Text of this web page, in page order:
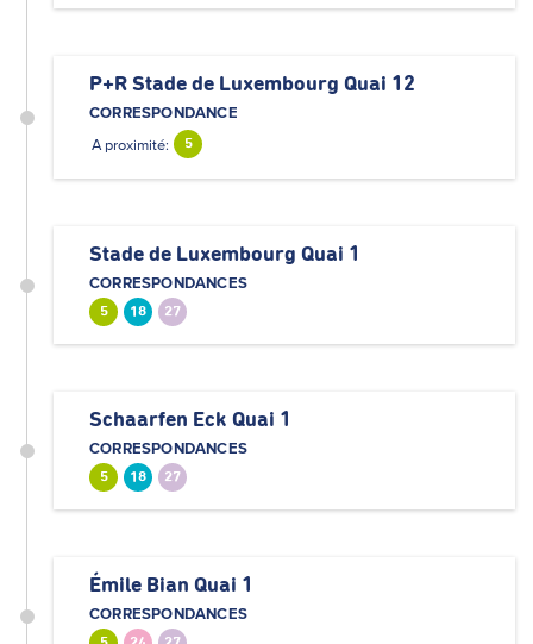
P+R Stade de Luxembourg Quai 12
CORRESPONDANCE
A proximité:
5
Stade de Luxembourg Quai 1
CORRESPONDANCES
5 18 27
Schaarfen Eck Quai 1
CORRESPONDANCES
5 18 27
Émile Bian Quai 1
CORRESPONDANCES